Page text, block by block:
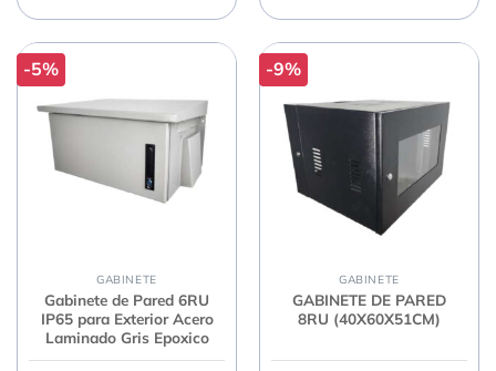
-5%
GABINETE
Gabinete de Pared 6RU
IP65 para Exterior Acero
Laminado Gris Epoxico
-9%
GABINETE
GABINETE DE PARED
8RU (40X60X51CM)